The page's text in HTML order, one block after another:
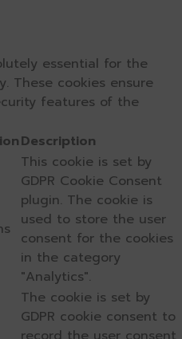
essential for the
These cookies ensure
features of the
Description
This cookie is set by
GDPR Cookie Consent
plugin. The cookie is
used to store the user
consent for the cookies
in the category
"Analytics".
The cookie is set by
GDPR cookie consent to